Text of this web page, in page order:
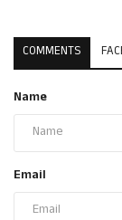
COMMENTS
Name
Email